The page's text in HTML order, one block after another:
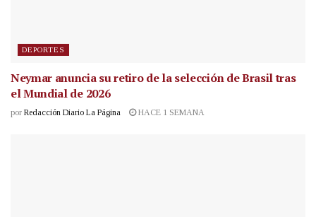
DEPORTES
Neymar anuncia su retiro de la selección de Brasil tras
el Mundial de 2026
por Redacción Diario La Página HACE 1 SEMANA